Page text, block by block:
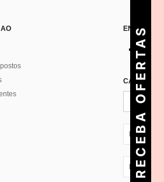
PT + 351
PT + 351
R
E
C
E
B
A
O
E
R
T
A
S
D
I
Á